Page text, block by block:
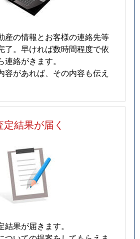
産の情報とお客様の連絡先等
了。早ければ数時間程度で依
絡がきます。
容があれば、その内容も伝え
定結果が届く
果が届きます。